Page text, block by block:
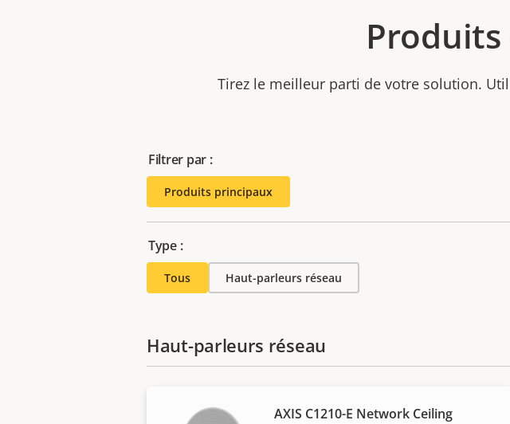
Tirez le meilleur parti de votre solution.
Filtrer par :
Produits principaux
Type :
Tous Haut-parleurs réseau
Haut-parleurs réseau
AXIS C1210-E Network Ceiling